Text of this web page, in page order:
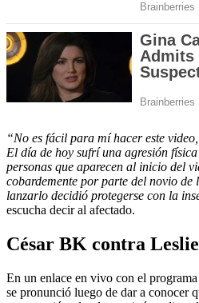
“No es fácil para mí hacer este
El día de hoy sufrí una agresión
personas que aparecen al inicio del
cobardemente por parte del novio de
lanzarlo decidió protegerse con la
escucha decir al afectado.
César BK contra Leslie
En un enlace en vivo con el
se pronunció luego de dar a conocer